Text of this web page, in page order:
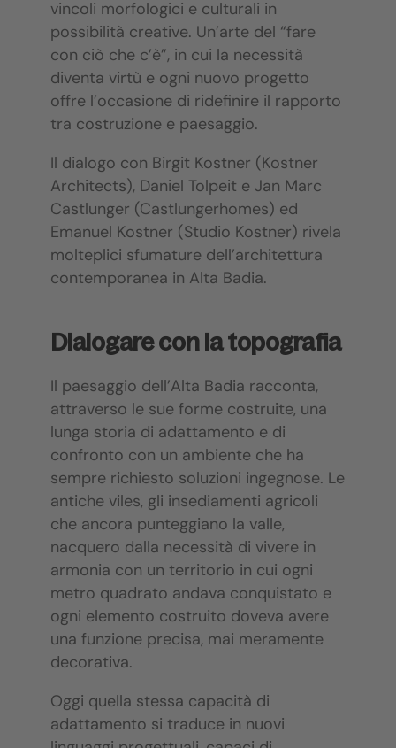
vincoli morfologici e culturali in
possibilità creative. Un’arte del “fare
con ciò che c’è”, in cui la necessità
diventa virtù e ogni nuovo progetto
offre l’occasione di ridefinire il rapporto
tra costruzione e paesaggio.
Il dialogo con Birgit Kostner (Kostner
Architects), Daniel Tolpeit e Jan Marc
Castlunger (Castlungerhomes) ed
Emanuel Kostner (Studio Kostner) rivela
molteplici sfumature dell’architettura
contemporanea in Alta Badia.
Dialogare con la topografia
Il paesaggio dell’Alta Badia racconta,
attraverso le sue forme costruite, una
lunga storia di adattamento e di
confronto con un ambiente che ha
sempre richiesto soluzioni ingegnose. Le
antiche viles, gli insediamenti agricoli
che ancora punteggiano la valle,
nacquero dalla necessità di vivere in
armonia con un territorio in cui ogni
metro quadrato andava conquistato e
ogni elemento costruito doveva avere
una funzione precisa, mai meramente
decorativa.
Oggi quella stessa capacità di
adattamento si traduce in nuovi